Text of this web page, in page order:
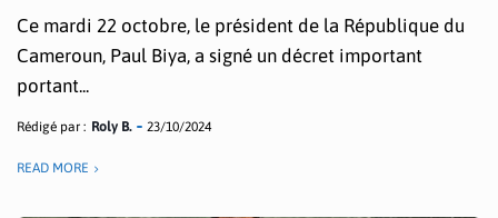
Ce mardi 22 octobre, le président de la République du
Cameroun, Paul Biya, a signé un décret important
portant...
Rédigé par : Roly B. 23/10/2024
READ MORE